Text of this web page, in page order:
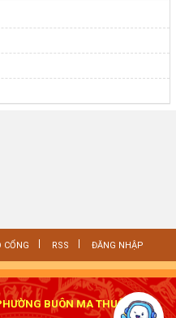
CỔNG RSS ĐĂNG NHẬP
BUÔN MA THUỘT